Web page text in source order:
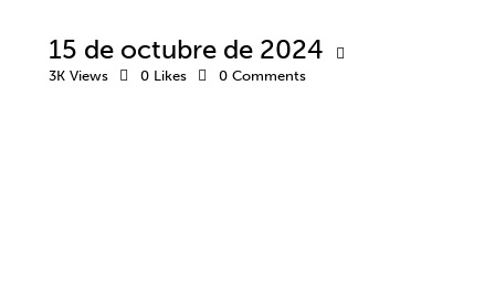
15 de octubre de 2024
3K Views 0 Likes 0 Comments